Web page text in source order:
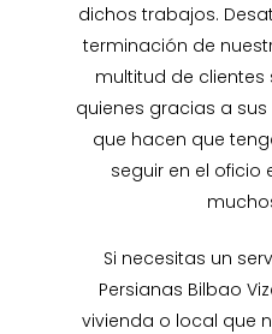
dichos trabajos.
terminación de
multitud de
quienes gracias a
que hacen que
seguir en el oficio
Si necesitas un
Persianas Bilbao
vivienda o local que